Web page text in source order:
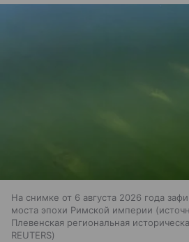
На снимке от 6 августа 2026 года
моста эпохи Римской империи
Плевенская региональная
REUTERS